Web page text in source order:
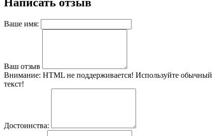
Ваше имя:
Ваш отзыв
Внимание: HTML не поддерживается! Используйте обычный
текст!
Достоинства: